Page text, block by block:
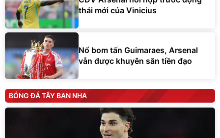
thái mới của Vinicius
Nổ bom tấn Guimaraes, Arsenal
vẫn được khuyên săn tiền đạo
BÓNG ĐÁ TÂY BAN NHA